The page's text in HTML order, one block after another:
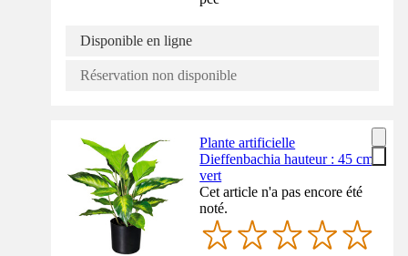
Disponible en ligne
Réservation non disponible
Plante artificielle
Dieffenbachia hauteur : 45 cm
vert
Cet article n'a pas encore été
noté.